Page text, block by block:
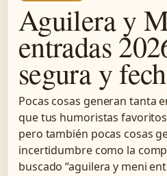
Aguilera y
entradas
segura y
Pocas cosas generan tanta
que tus humoristas
pero también pocas cosas
incertidumbre como la
buscado “aguilera y meni